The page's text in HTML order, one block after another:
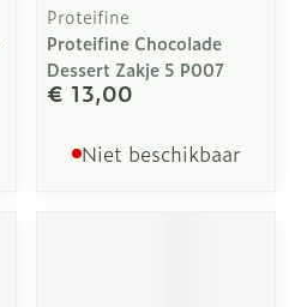
Proteifine
Proteifine Chocolade
Dessert Zakje 5 P007
€ 13,00
Niet beschikbaar